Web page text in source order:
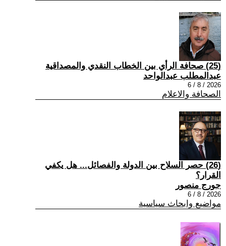
(25) صحافة الرأي بين الخطاب النقدي والمصداقية
عبدالمطلب عبدالواحد
2026 / 8 / 6
الصحافة والاعلام
(26) حصر السلاح بين الدولة والفصائل... هل يكفي
القرار؟
جورج منصور
2026 / 8 / 6
مواضيع وابحاث سياسية